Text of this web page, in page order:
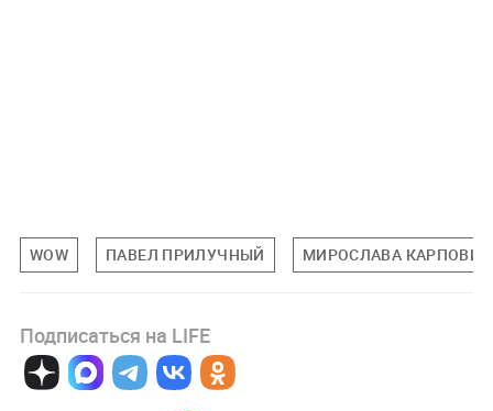
WOW ПАВЕЛ ПРИЛУЧНЫЙ МИРОСЛАВА КАРПОВИЧ
Подписаться на LIFE